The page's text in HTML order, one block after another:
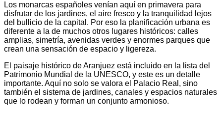
Los monarcas españoles venían aquí en primavera para
disfrutar de los jardines, el aire fresco y la tranquilidad lejos
del bullicio de la capital. Por eso la planificación urbana es
diferente a la de muchos otros lugares históricos: calles
amplias, simetría, avenidas verdes y enormes parques que
crean una sensación de espacio y ligereza.
El paisaje histórico de Aranjuez está incluido en la lista del
Patrimonio Mundial de la UNESCO, y este es un detalle
importante. Aquí no solo se valora el Palacio Real, sino
también el sistema de jardines, canales y espacios naturales
que lo rodean y forman un conjunto armonioso.